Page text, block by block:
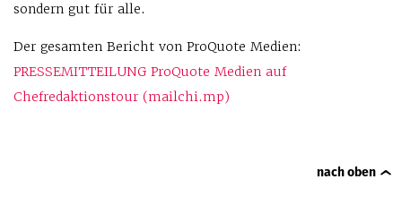
sondern gut für alle.
Der gesamten Bericht von ProQuote Medien:
PRESSEMITTEILUNG ProQuote Medien auf
Chefredaktionstour (mailchi.mp)
nach oben